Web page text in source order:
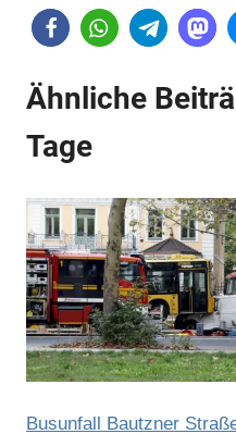
Ähnliche
Tage
Busunfall Bautzner